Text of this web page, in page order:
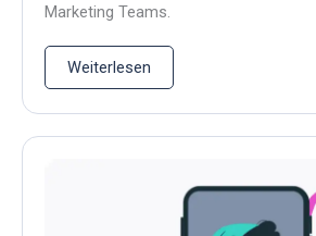
Marketing Teams.
Weiterlesen